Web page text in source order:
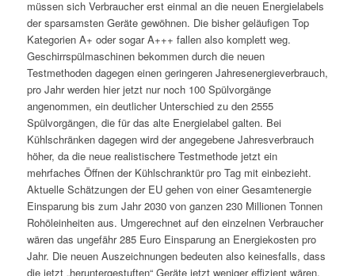
müssen sich Verbraucher erst einmal an die neuen Energielabels
der sparsamsten Geräte gewöhnen. Die bisher geläufigen Top
Kategorien A+ oder sogar A+++ fallen also komplett weg.
Geschirrspülmaschinen bekommen durch die neuen
Testmethoden dagegen einen geringeren Jahresenergieverbrauch,
pro Jahr werden hier jetzt nur noch 100 Spülvorgänge
angenommen, ein deutlicher Unterschied zu den 2555
Spülvorgängen, die für das alte Energielabel galten. Bei
Kühlschränken dagegen wird der angegebene Jahresverbrauch
höher, da die neue realistischere Testmethode jetzt ein
mehrfaches Öffnen der Kühlschranktür pro Tag mit einbezieht.
Aktuelle Schätzungen der EU gehen von einer Gesamtenergie
Einsparung bis zum Jahr 2030 von ganzen 230 Millionen Tonnen
Rohöleinheiten aus. Umgerechnet auf den einzelnen Verbraucher
wären das ungefähr 285 Euro Einsparung an Energiekosten pro
Jahr. Die neuen Auszeichnungen bedeuten also keinesfalls, dass
die jetzt „heruntergestuften“ Geräte jetzt weniger effizient wären.